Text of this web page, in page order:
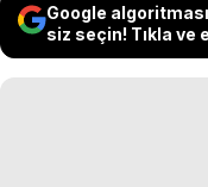
Google
siz seçin! Tıkla ve